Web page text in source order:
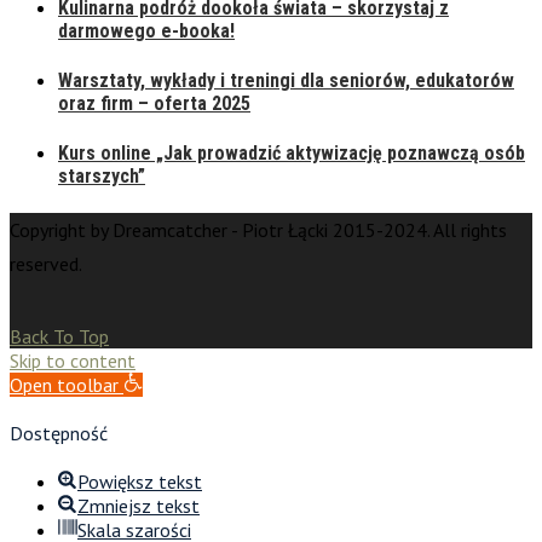
Kulinarna podróż dookoła świata – skorzystaj z
darmowego e-booka!
Warsztaty, wykłady i treningi dla seniorów, edukatorów
oraz firm – oferta 2025
Kurs online „Jak prowadzić aktywizację poznawczą osób
starszych”
Copyright by Dreamcatcher - Piotr Łącki 2015-2024. All rights
reserved.
Back To Top
Skip to content
Open toolbar
Dostępność
Powiększ tekst
Zmniejsz tekst
Skala szarości